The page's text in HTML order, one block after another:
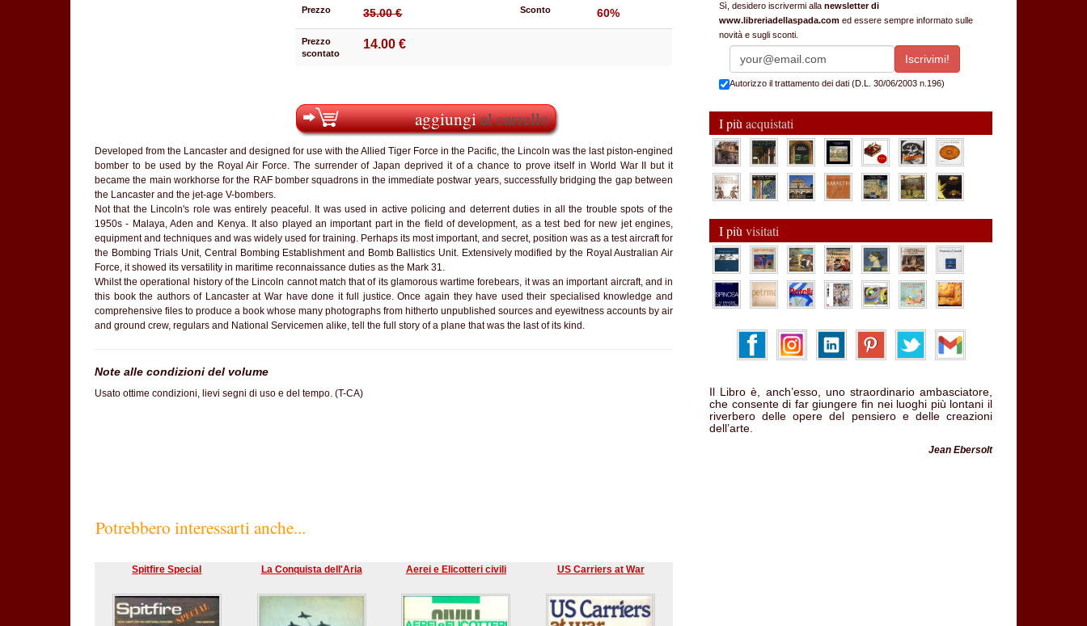
Prezzo 35.00 € Sconto 60%
Prezzo
scontato
14.00 €
aggiungial carrello
Developed from the Lancaster and designed for use with the Allied Tiger Force in the Pacific, the Lincoln was the last piston-engined
bomber to be used by the Royal Air Force. The surrender of Japan deprived it of a chance to prove itself in World War II but it
became the main workhorse for the RAF bomber squadrons in the immediate postwar years, successfully bridging the gap between
the Lancaster and the jet-age V-bombers.
Not that the Lincoln's role was entirely peaceful. It was used in active policing and deterrent duties in all the trouble spots of the
1950s - Malaya, Aden and Kenya. It also played an important part in the field of development, as a test bed for new jet engines,
equipment and techniques and was widely used for training. Perhaps its most important, and secret, position was as a test aircraft for
the Bombing Trials Unit, Central Bombing Establishment and Bomb Ballistics Unit. Extensively modified by the Royal Australian Air
Force, it showed its versatility in maritime reconnaissance duties as the Mark 31.
Whilst the operational history of the Lincoln cannot match that of its glamorous wartime forebears, it was an important aircraft, and in
this book the authors of Lancaster at War have done it full justice. Once again they have used their specialised knowledge and
comprehensive files to produce a book whose many photographs from hitherto unpublished sources and eyewitness accounts by air
and ground crew, regulars and National Servicemen alike, tell the full story of a plane that was the last of its kind.
Note alle condizioni del volume
Usato ottime condizioni, lievi segni di uso e del tempo. (T-CA)
Potrebbero interessarti anche...
Spitfire Special La Conquista dell'Aria Aerei e Elicotteri civili US Carriers at War
Sì, desidero iscrivermi alla newsletter di
www.libreriadellaspada.com ed essere sempre informato sulle
novità e sugli sconti.
Autorizzo il trattamento dei dati (D.L. 30/06/2003 n.196)
I più acquistati
I più visitati
Il Libro è, anch’esso, uno straordinario ambasciatore,
che consente di far giungere fin nei luoghi più lontani il
riverbero delle opere del pensiero e delle creazioni
dell’arte.
Jean Ebersolt